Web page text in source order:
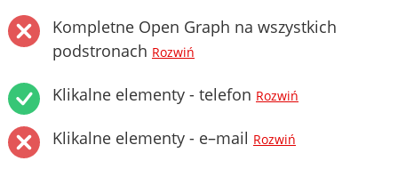
Kompletne Open Graph na wszystkich
podstronach Rozwiń
Klikalne elementy - telefon Rozwiń
Klikalne elementy - e–mail Rozwiń